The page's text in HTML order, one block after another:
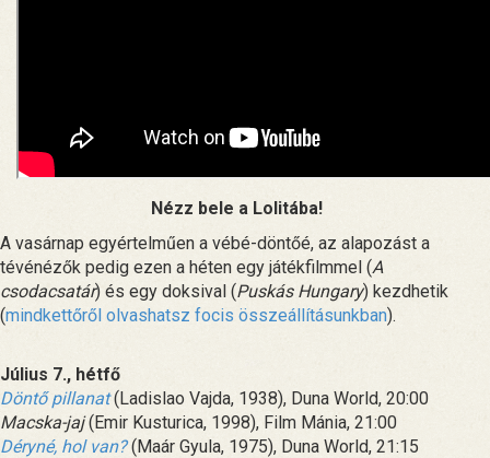
Nézz bele a Lolitába!
A vasárnap egyértelműen a vébé-döntőé, az alapozást a
tévénézők pedig ezen a héten egy játékfilmmel (A
csodacsatár) és egy doksival (Puskás Hungary) kezdhetik
(mindkettőről olvashatsz focis összeállításunkban).
Július 7., hétfő
Döntő pillanat (Ladislao Vajda, 1938), Duna World, 20:00
Macska-jaj(Emir Kusturica, 1998), Film Mánia, 21:00
Déryné, hol van? (Maár Gyula, 1975), Duna World, 21:15